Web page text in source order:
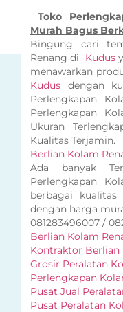
Toko
Murah Bagus
Bingung cari
Renang di Kudus
menawarkan
Kudusdengan
Perlengkapan
Perlengkapan
Ukuran
Kualitas Terjamin.
Berlian Kolam
Ada banyak
Perlengkapan
berbagai
dengan harga
081283496007 /
Berlian Kolam
Kontraktor Berlian
Grosir Peralatan
Perlengkapan
Pusat Jual
Pusat Peralatan